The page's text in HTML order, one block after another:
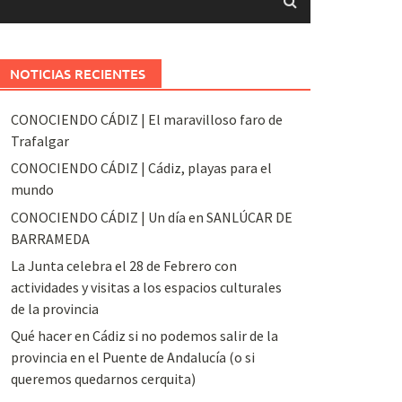
NOTICIAS RECIENTES
CONOCIENDO CÁDIZ | El maravilloso faro de
Trafalgar
CONOCIENDO CÁDIZ | Cádiz, playas para el
mundo
CONOCIENDO CÁDIZ | Un día en SANLÚCAR DE
BARRAMEDA
La Junta celebra el 28 de Febrero con
actividades y visitas a los espacios culturales
de la provincia
Qué hacer en Cádiz si no podemos salir de la
provincia en el Puente de Andalucía (o si
queremos quedarnos cerquita)